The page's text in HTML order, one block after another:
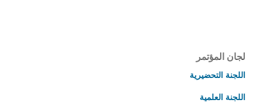
لجان المؤتمر
اللجنة التحضيرية
اللجنة العلمية